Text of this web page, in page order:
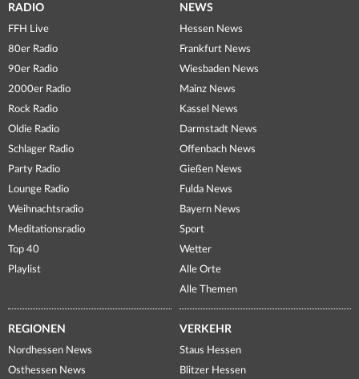
RADIO
FFH Live
80er Radio
90er Radio
2000er Radio
Rock Radio
Oldie Radio
Schlager Radio
Party Radio
Lounge Radio
Weihnachtsradio
Meditationsradio
Top 40
Playlist
NEWS
Hessen News
Frankfurt News
Wiesbaden News
Mainz News
Kassel News
Darmstadt News
Offenbach News
Gießen News
Fulda News
Bayern News
Sport
Wetter
Alle Orte
Alle Themen
REGIONEN
Nordhessen News
Osthessen News
VERKEHR
Staus Hessen
Blitzer Hessen